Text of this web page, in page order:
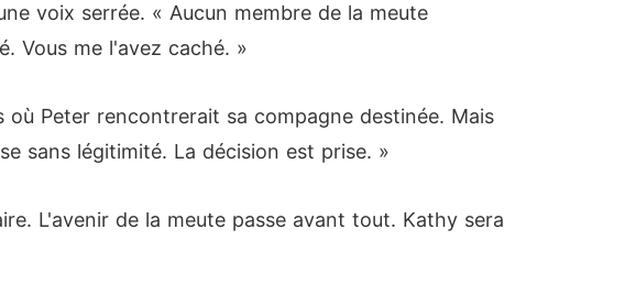
voix serrée. « Aucun membre de la meute
Vous me l'avez caché. »
Peter rencontrerait sa compagne destinée. Mais
sans légitimité. La décision est prise. »
L'avenir de la meute passe avant tout. Kathy sera